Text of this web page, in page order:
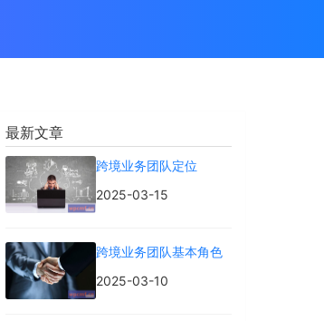
最新文章
跨境业务团队定位
2025-03-15
跨境业务团队基本角色
2025-03-10